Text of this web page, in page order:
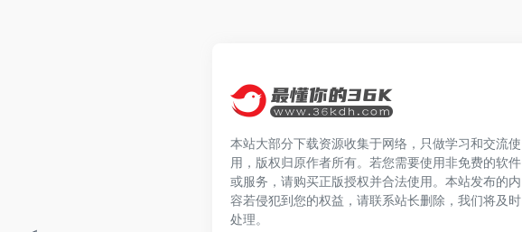
本站大部分下载资源收集于网络，只做学习和交流使
用，版权归原作者所有。若您需要使用非免费的软件
或服务，请购买正版授权并合法使用。本站发布的内
容若侵犯到您的权益，请联系站长删除，我们将及时
处理。